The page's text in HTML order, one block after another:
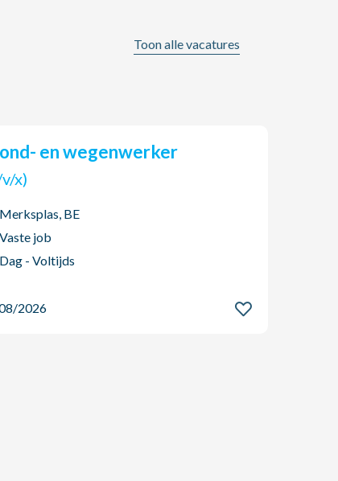
Toon alle vacatures
en wegenwerker
(m/v/x)
Merksplas, BE
Vaste job
Dag - Voltijds
08/2026